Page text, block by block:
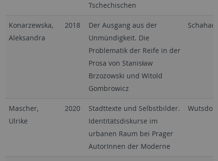
Tschechischen
Konarzewska,
Aleksandra
2018
Der Ausgang aus der
Unmündigkeit. Die
Problematik der Reife in der
Prosa von Stanisław
Brzozowski und Witold
Gombrowicz
Mascher,
Ulrike
2020
Stadttexte und Selbstbilder.
Identitätsdiskurse im
urbanen Raum bei Prager
AutorInnen der Moderne